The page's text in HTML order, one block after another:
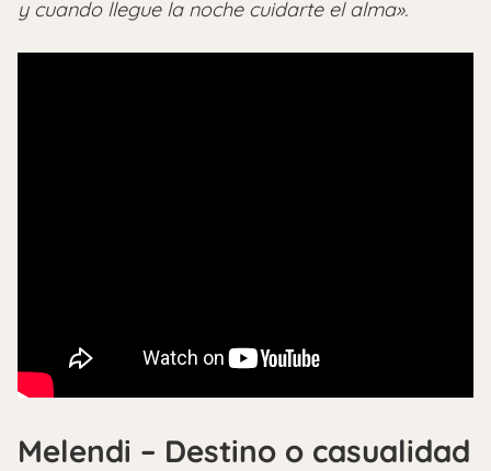
y cuando llegue la noche cuidarte el alma».
Melendi – Destino o casualidad